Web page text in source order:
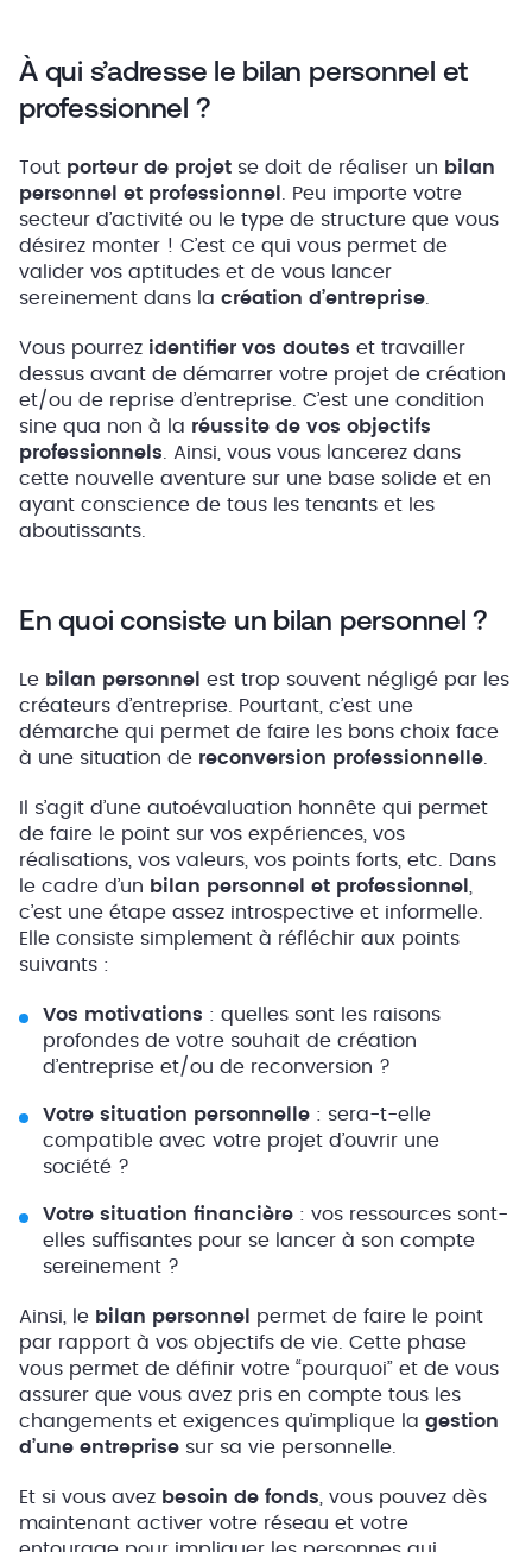
À qui s’adresse le bilan personnel et
professionnel ?
Tout porteur de projet se doit de réaliser un bilan
personnel et professionnel
. Peu importe votre
secteur d’activité ou le type de structure que vous
désirez monter ! C’est ce qui vous permet de
valider vos aptitudes et de vous lancer
sereinement dans la création d’entreprise
Vous pourrez identifier vos doutes et travailler
dessus avant de démarrer votre projet de création
et/ou de reprise d’entreprise. C’est une condition
sine qua non à la réussite de vos objectifs
professionnels . Ainsi, vous vous lancerez dans
cette nouvelle aventure sur une base solide et en
ayant conscience de tous les tenants et les
aboutissants.
En quoi consiste un bilan personnel ?
Le bilan personnel est trop souvent négligé par les
créateurs d’entreprise. Pourtant, c’est une
démarche qui permet de faire les bons choix face
à une situation de reconversion professionnelle
Il s’agit d’une autoévaluation honnête qui permet
de faire le point sur vos expériences, vos
réalisations, vos valeurs, vos points forts, etc. Dans
le cadre d’un bilan personnel et professionnel
c’est une étape assez introspective et informelle.
Elle consiste simplement à réfléchir aux points
suivants :
Vos motivations : quelles sont les raisons
profondes de votre souhait de création
d’entreprise et/ou de reconversion ?
Votre situation personnelle : sera-t-elle
compatible avec votre projet d’ouvrir une
société ?
Votre situation financière : vos ressources sont-
elles suffisantes pour se lancer à son compte
sereinement ?
Ainsi, le bilan personnel permet de faire le point
par rapport à vos objectifs de vie. Cette phase
vous permet de définir votre “pourquoi” et de vous
assurer que vous avez pris en compte tous les
changements et exigences qu’implique la gestion
d’une entreprise sur sa vie personnelle.
Et si vous avez besoin de fonds , vous pouvez dès
maintenant activer votre réseau et votre